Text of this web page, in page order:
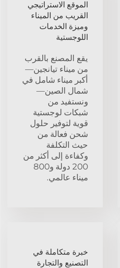
الموقع الاستراتيجي
القريب من الميناء
وميزة الخدمات
اللوجستية
يقع المصنع بالقرب
من ميناء تيانجين—
أكبر ميناء شامل في
شمال الصين—
ونستفيد من
شبكات لوجستية
قوية لتوفير حلول
شحن فعالة من
حيث التكلفة
وكفاءة إلى أكثر من
200 دولة و800
ميناء عالمي.
خبرة متكاملة في
التصنيع والتجارة